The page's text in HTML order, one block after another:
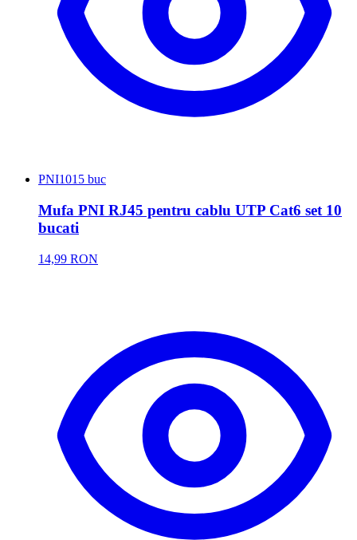
PNI1015 buc
Mufa PNI RJ45 pentru cablu UTP Cat6 set 10
bucati
14,99 RON